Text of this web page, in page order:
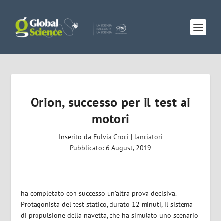
Orion, successo per il test ai
motori
Inserito da Fulvia Croci | lanciatori
Pubblicato: 6 August, 2019
ha completato con successo un’altra prova decisiva.
Protagonista del test statico, durato 12 minuti, il sistema
di propulsione della navetta, che ha simulato uno scenario